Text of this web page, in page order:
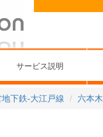
サービス説明
下鉄-大江戸線 六本木